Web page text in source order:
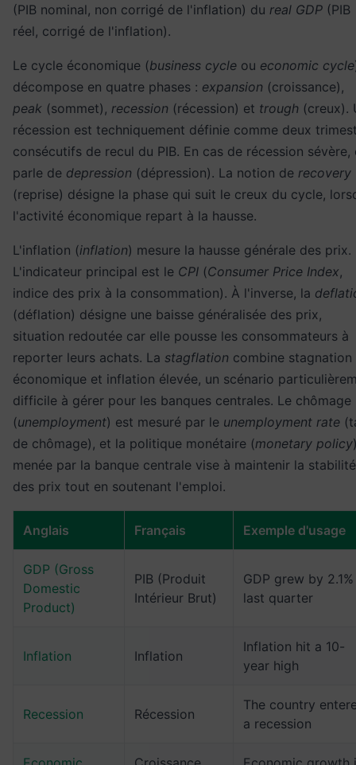
(PIB nominal, non corrigé de l'inflation) du real GDP (PIB
réel, corrigé de l'inflation).
Le cycle économique (business cycle ou economic cycle
décompose en quatre phases : expansion (croissance),
peak (sommet), recession (récession) et trough (creux).
récession est techniquement définie comme deux
consécutifs de recul du PIB. En cas de récession sévère,
parle de depression (dépression). La notion de recovery
(reprise) désigne la phase qui suit le creux du cycle,
l'activité économique repart à la hausse.
L'inflation (inflation) mesure la hausse générale des prix.
L'indicateur principal est le CPI (Consumer Price Index,
indice des prix à la consommation). À l'inverse, la
(déflation) désigne une baisse généralisée des prix,
situation redoutée car elle pousse les consommateurs à
reporter leurs achats. La stagflation combine stagnation
économique et inflation élevée, un scénario
difficile à gérer pour les banques centrales. Le chômage
(unemployment) est mesuré par le unemployment rate
de chômage), et la politique monétaire (monetary policy
menée par la banque centrale vise à maintenir la stabilité
des prix tout en soutenant l'emploi.
Anglais Français Exemple d'usage
GDP (Gross
Domestic
Product)
PIB (Produit
Intérieur Brut)
GDP grew by 2.1%
last quarter
Inflation Inflation
Inflation hit a 10-
year high
Recession Récession
The country
a recession